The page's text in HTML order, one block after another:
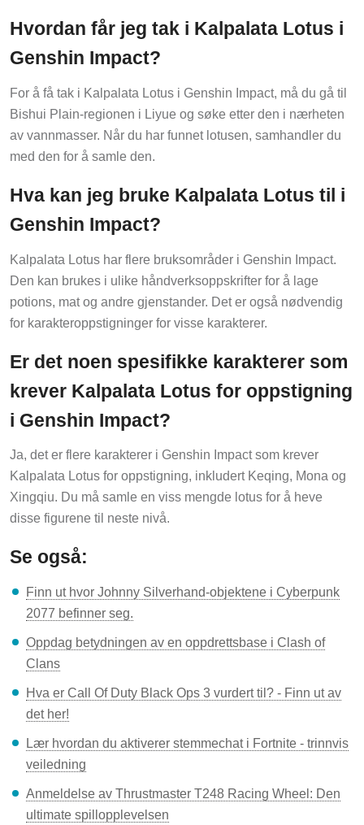
Hvordan får jeg tak i Kalpalata Lotus i
Genshin Impact?
For å få tak i Kalpalata Lotus i Genshin Impact, må du gå til
Bishui Plain-regionen i Liyue og søke etter den i nærheten
av vannmasser. Når du har funnet lotusen, samhandler du
med den for å samle den.
Hva kan jeg bruke Kalpalata Lotus til i
Genshin Impact?
Kalpalata Lotus har flere bruksområder i Genshin Impact.
Den kan brukes i ulike håndverksoppskrifter for å lage
potions, mat og andre gjenstander. Det er også nødvendig
for karakteroppstigninger for visse karakterer.
Er det noen spesifikke karakterer som
krever Kalpalata Lotus for oppstigning
i Genshin Impact?
Ja, det er flere karakterer i Genshin Impact som krever
Kalpalata Lotus for oppstigning, inkludert Keqing, Mona og
Xingqiu. Du må samle en viss mengde lotus for å heve
disse figurene til neste nivå.
Se også:
Finn ut hvor Johnny Silverhand-objektene i Cyberpunk
2077 befinner seg.
Oppdag betydningen av en oppdrettsbase i Clash of
Clans
Hva er Call Of Duty Black Ops 3 vurdert til? - Finn ut av
det her!
Lær hvordan du aktiverer stemmechat i Fortnite - trinnvis
veiledning
Anmeldelse av Thrustmaster T248 Racing Wheel: Den
ultimate spillopplevelsen